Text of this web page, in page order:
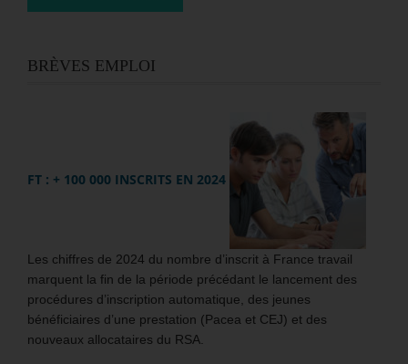
BRÈVES EMPLOI
FT : + 100 000 INSCRITS EN 2024
Les chiffres de 2024 du nombre d’inscrit à France travail
marquent la fin de la période précédant le lancement des
procédures d’inscription automatique, des jeunes
bénéficiaires d’une prestation (Pacea et CEJ) et des
nouveaux allocataires du RSA.